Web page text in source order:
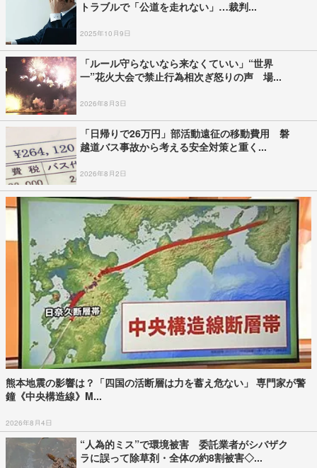
トラブルで「公道を走れない」…裁判...
2025年10月9日
「ルール守らないなら来なくていい」“世界
一”花火大会で禁止行為相次ぎ怒りの声 場...
2026年8月3日
「日帰りで26万円」部活動遠征の移動費用 磐
越道バス事故から考える安全対策と重く...
2026年8月2日
熊本地震の影響は？「四国の活断層は力を蓄え危ない」 専門家が警
鐘《中央構造線》M...
2026年8月4日
“人為的ミス”で環境被害 委託業者がシバザク
ラに誤って除草剤・全体の約8割被害◇...